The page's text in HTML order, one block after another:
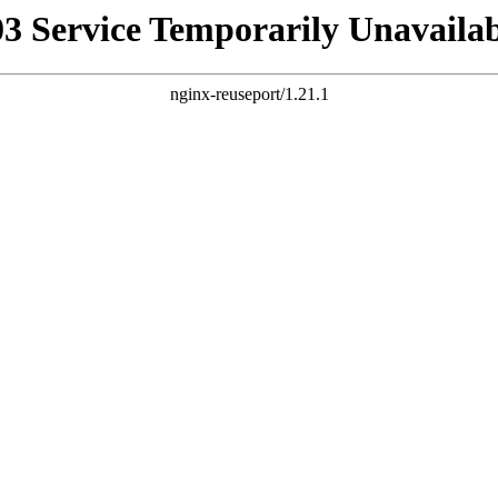
Service Temporarily
nginx-reuseport/1.21.1